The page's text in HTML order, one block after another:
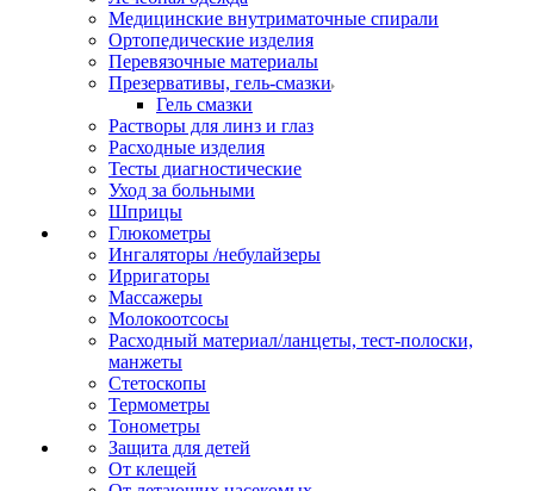
Медицинские внутриматочные спирали
Ортопедические изделия
Перевязочные материалы
Презервативы, гель-смазки
Гель смазки
Растворы для линз и глаз
Расходные изделия
Тесты диагностические
Уход за больными
Шприцы
Глюкометры
Ингаляторы /небулайзеры
Ирригаторы
Массажеры
Молокоотсосы
Расходный материал/ланцеты, тест-полоски,
манжеты
Стетоскопы
Термометры
Тонометры
Защита для детей
От клещей